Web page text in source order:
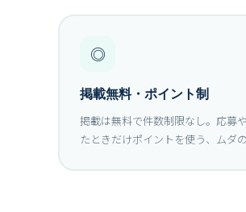
◎
掲載無料・ポイント制
掲載は無料で件数制限なし。応募
たときだけポイントを使う、ムダ